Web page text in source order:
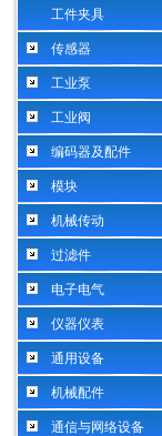
工件夹具
传感器
工业泵
工业阀
编码器及配件
模块
机械传动
过滤件
电子电气
仪器仪表
通用设备
机械配件
通信与网络设备